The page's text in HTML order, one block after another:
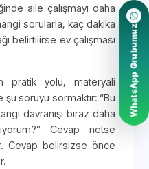
aile çalışmayı daha
sorularla, kaç dakika
belirtilirse ev çalışması
pratik yolu, materyali
soruyu sormaktır: “Bu
davranışı biraz daha
Cevap netse
Cevap belirsizse önce
WhatsApp Grubumuz